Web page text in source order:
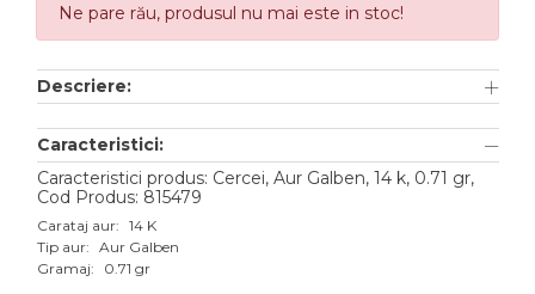
Accesorii
TIP METAL
Aur galben
Aur alb
Aur roz
Aur mixt
Ne pare rău, produsul nu mai este in stoc!
Descriere:
Caracteristici:
Caracteristici produs: Cercei, Aur Galben, 14 k, 0.71 gr,
Cod Produs: 815479
Carataj aur: 14 K
Tip aur: Aur Galben
Gramaj:
0.71 gr